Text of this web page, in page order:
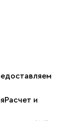
Расчет и